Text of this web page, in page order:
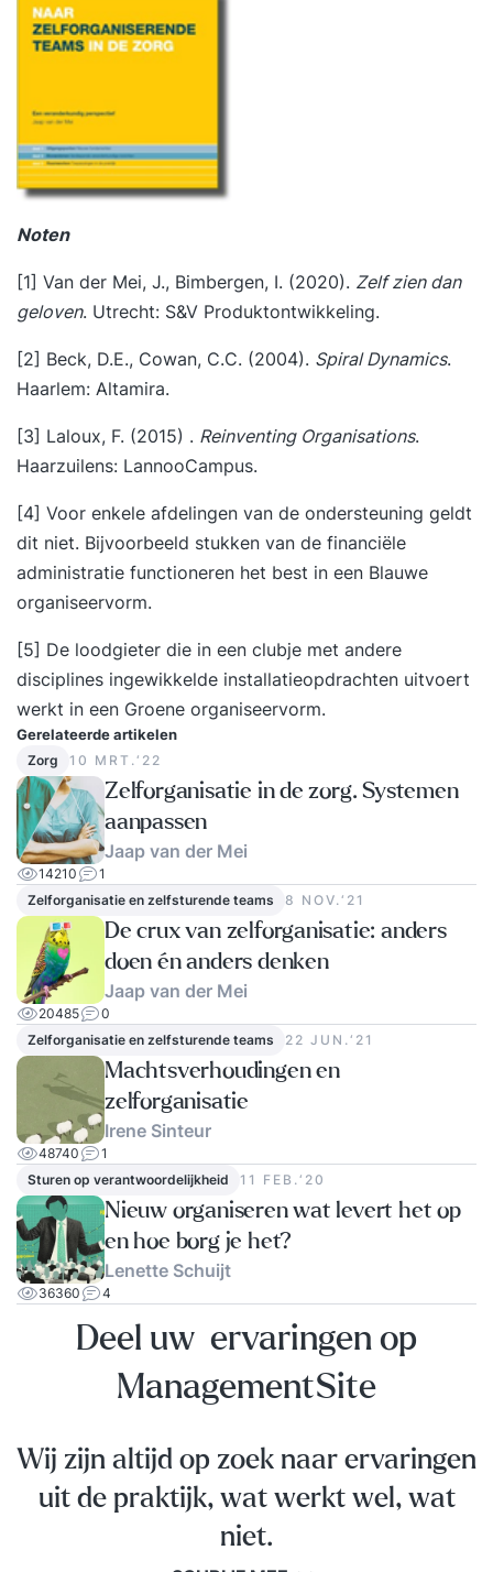
Noten
[1] Van der Mei, J., Bimbergen, I. (2020). Zelf zien dan
geloven. Utrecht: S&V Produktontwikkeling.
[2] Beck, D.E., Cowan, C.C. (2004). Spiral Dynamics.
Haarlem: Altamira.
[3] Laloux, F. (2015) . Reinventing Organisations.
Haarzuilens: LannooCampus.
[4] Voor enkele afdelingen van de ondersteuning geldt
dit niet. Bijvoorbeeld stukken van de financiële
administratie functioneren het best in een Blauwe
organiseervorm.
[5] De loodgieter die in een clubje met andere
disciplines ingewikkelde installatieopdrachten uitvoert
werkt in een Groene organiseervorm.
Gerelateerde artikelen
Zorg 10 MRT.‘22
Zelforganisatie in de zorg. Systemen
aanpassen
Jaap van der Mei
14210
1
Zelforganisatie en zelfsturende teams
8 NOV.‘21
De crux van zelforganisatie: anders
doen én anders denken
Jaap van der Mei
20485
0
Zelforganisatie en zelfsturende teams
22 JUN.‘21
Machtsverhoudingen en
zelforganisatie
Irene Sinteur
48740
1
Sturen op verantwoordelijkheid
11 FEB.‘20
Nieuw organiseren wat levert het op
en hoe borg je het?
Lenette Schuijt
36360 4
Deel uw ervaringen op
ManagementSite
Wij zijn altijd op zoek naar ervaringen
uit de praktijk, wat werkt wel, wat
niet.